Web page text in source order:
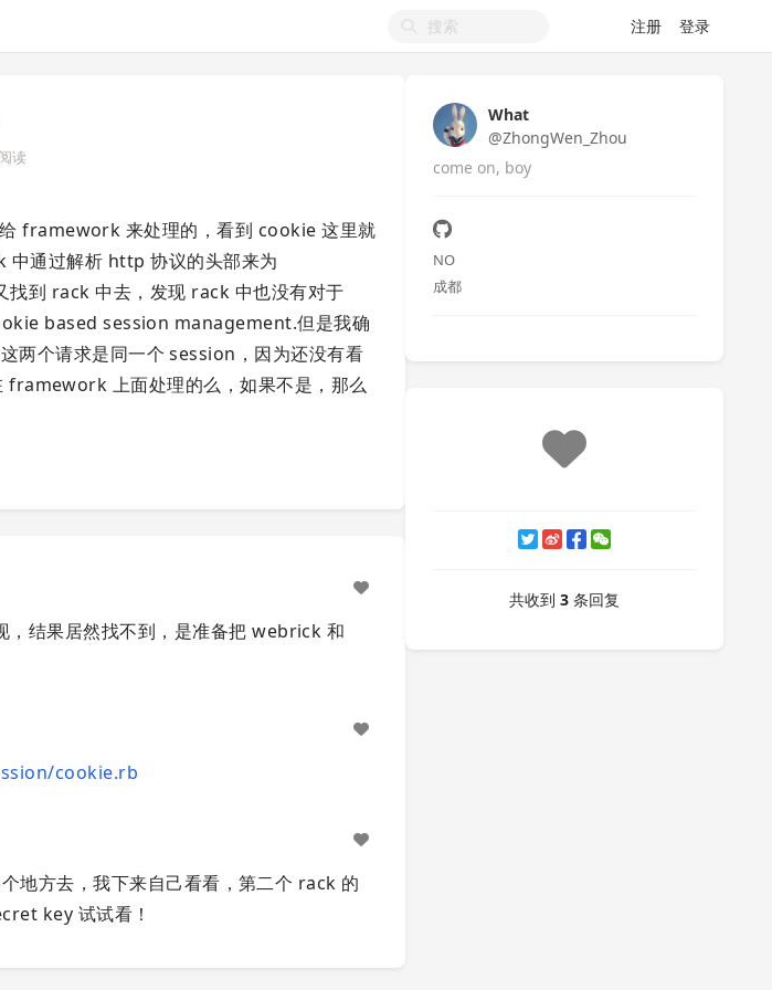
注册 登录
读
framework 来处理的，看到 cookie 这里就
中通过解析 http 协议的头部来为
到 rack 中去，发现 rack 中也没有对于
based session management.但是我确
两个请求是同一个 session，因为还没有看
上面处理的么，如果不是，那么
，结果居然找不到，是准备把 webrick 和
cookie.rb
地方去，我下来自己看看，第二个 rack 的
key 试试看！
What
@ZhongWen_Zhou
come on, boy
NO
成都
共收到 3 条回复